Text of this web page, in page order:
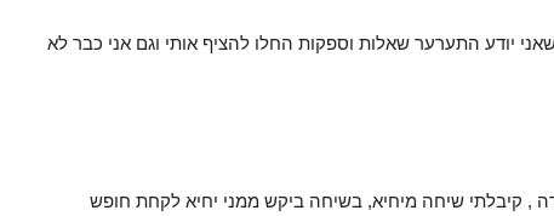
יודע התערער שאלות וספקות החלו להציף אותי וגם אני כבר לא
, קיבלתי שיחה מיחיא, בשיחה ביקש ממני יחיא לקחת חופש